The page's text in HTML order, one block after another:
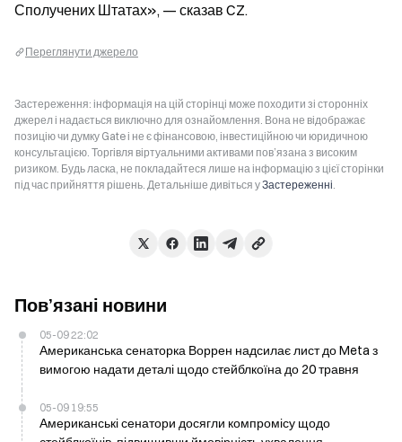
Сполучених Штатах», — сказав CZ.
Переглянути джерело
Застереження: інформація на цій сторінці може походити зі сторонніх
джерел і надається виключно для ознайомлення. Вона не відображає
позицію чи думку Gate і не є фінансовою, інвестиційною чи юридичною
консультацією. Торгівля віртуальними активами пов’язана з високим
ризиком. Будь ласка, не покладайтеся лише на інформацію з цієї сторінки
під час прийняття рішень. Детальніше дивіться уЗастереженні.
Пов’язані новини
05-09 22:02
Американська сенаторка Воррен надсилає лист до Meta з
вимогою надати деталі щодо стейблкоїна до 20 травня
05-09 19:55
Американські сенатори досягли компромісу щодо